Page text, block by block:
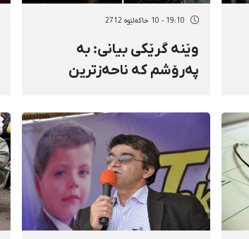
19:10 - 10 خاکەلێوه 2712
وێنە گرێكی بیانی: بە
پەرۆشم كە ناحەزترین
گرتوومە